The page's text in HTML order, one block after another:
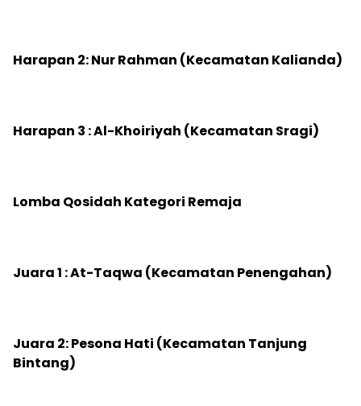
‎Harapan 2: Nur Rahman (Kecamatan Kalianda)
‎Harapan 3 : Al-Khoiriyah (Kecamatan Sragi)
‎Lomba Qosidah Kategori Remaja
‎Juara 1 : At-Taqwa (Kecamatan Penengahan)
‎Juara 2: Pesona Hati (Kecamatan Tanjung
Bintang)